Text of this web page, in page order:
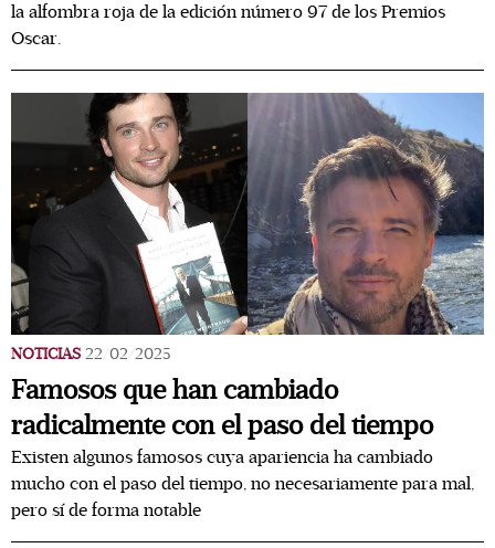
la alfombra roja de la edición número 97 de los Premios
Oscar.
NOTICIAS 22/02/2025
Famosos que han cambiado
radicalmente con el paso del tiempo
Existen algunos famosos cuya apariencia ha cambiado
mucho con el paso del tiempo, no necesariamente para mal,
pero sí de forma notable